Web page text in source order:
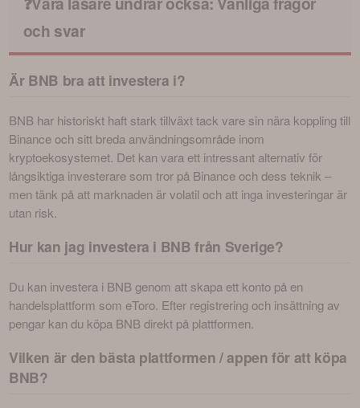
och svar
Är BNB bra att investera i?
BNB har historiskt haft stark tillväxt tack vare sin nära koppling till
Binance och sitt breda användningsområde inom
kryptoekosystemet. Det kan vara ett intressant alternativ för
långsiktiga investerare som tror på Binance och dess teknik –
men tänk på att marknaden är volatil och att inga investeringar är
utan risk.
Hur kan jag investera i BNB från Sverige?
Du kan investera i BNB genom att skapa ett konto på en
handelsplattform som eToro. Efter registrering och insättning av
pengar kan du köpa BNB direkt på plattformen.
Vilken är den bästa plattformen / appen för att köpa
BNB?